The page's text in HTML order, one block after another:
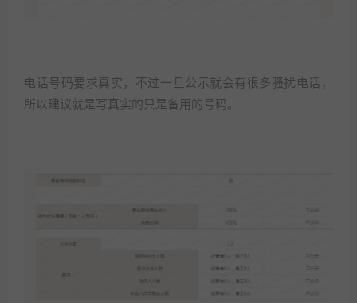
电话号码要求真实，不过一旦公示就会有很多骚扰电话，
所以建议就是写真实的只是备用的号码。